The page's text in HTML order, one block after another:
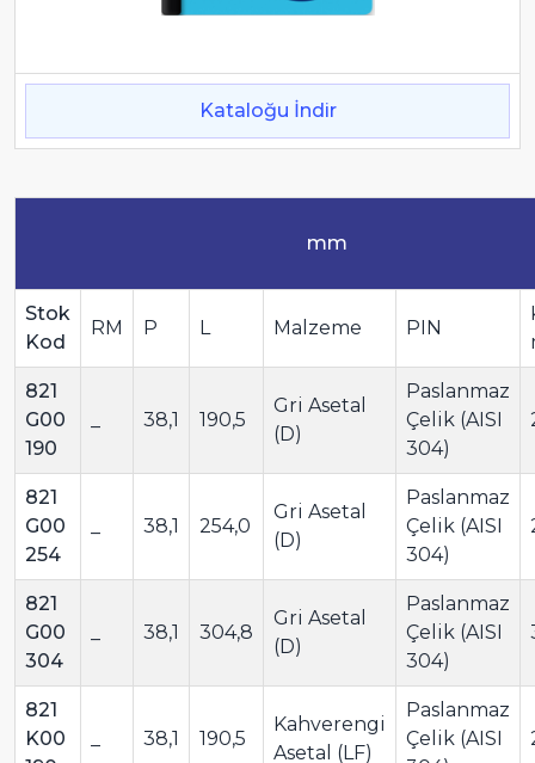
Kataloğu İndir
mm
Stok
Kod
RM P L Malzeme PIN
821
G00
190
38,1 190,5
Gri Asetal
(D)
Paslanmaz
Çelik (AISI
304)
821
G00
254
38,1 254,0
Gri Asetal
(D)
Paslanmaz
Çelik (AISI
304)
821
G00
304
38,1 304,8
Gri Asetal
(D)
Paslanmaz
Çelik (AISI
304)
821
K00
38,1 190,5
Kahverengi
Asetal (LF)
Paslanmaz
Çelik (AISI